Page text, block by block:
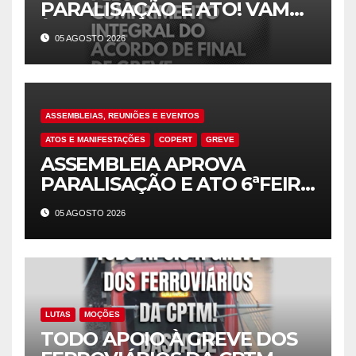
PARALISAÇÃO E ATO! VAMOS
À LUTA!
05 AGOSTO 2026
ASSEMBLEIAS, REUNIÕES E EVENTOS
ATOS E MANIFESTAÇÕES COPERT GREVE
ASSEMBLEIA APROVA
PARALISAÇÃO E ATO 6ªFEIRA
(7/8)! CUMPRIMENTO
INTEGRAL DO ACORDO DE
GREVE, JÁ!!!
05 AGOSTO 2026
LUTAS MOÇÕES
TODO APOIO À GREVE DOS